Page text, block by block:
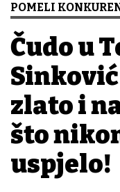
POMELI
Čudo u
zlato i
što
uspjelo!